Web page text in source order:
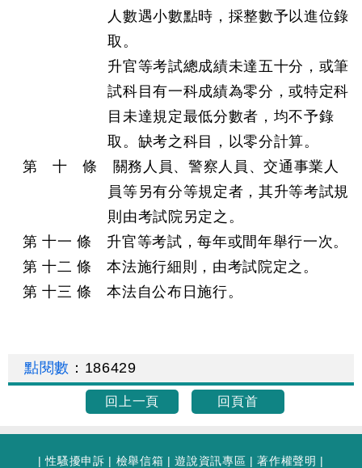
人數遇小數點時，採整數予以進位錄
取。
升官等考試總成績未達五十分，或筆
試科目有一科成績為零分，或特定科
目未達規定最低分數者，均不予錄
取。缺考之科目，以零分計算。
第 十 條 關務人員、警察人員、交通事業人
員等另有分等規定者，其升等考試規
則由考試院另定之。
第 十一 條 升官等考試，每年或間年舉行一次。
第 十二 條 本法施行細則，由考試院定之。
第 十三 條 本法自公布日施行。
點閱數 ： 186429
回上一頁 回頁首
|性騷擾申訴 | 檢舉信箱 |遊說資訊專區 |著作權聲明 |